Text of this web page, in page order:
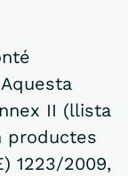
II (llista
productes
1223/2009,